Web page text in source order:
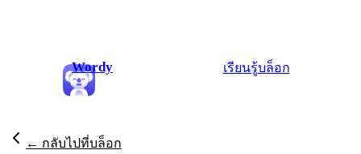
Wordy เรียนรู้บล็อก
← กลับไปที่บล็อก